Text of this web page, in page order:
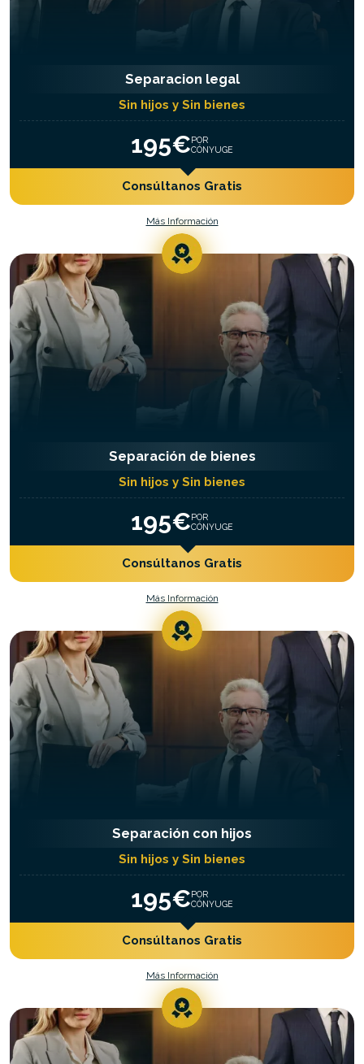
Separacion legal
Sin hijos y Sin bienes
195€POR
CÓNYUGE
Consúltanos Gratis
Más Información
Separación de bienes
Sin hijos y Sin bienes
195€POR
CÓNYUGE
Consúltanos Gratis
Más Información
Separación con hijos
Sin hijos y Sin bienes
195€POR
CÓNYUGE
Consúltanos Gratis
Más Información